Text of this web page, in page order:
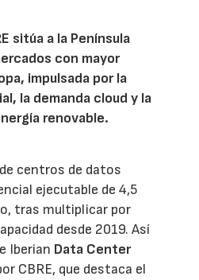
sitúa a la Península
con mayor
impulsada por la
la demanda cloud y la
renovable.
centros de datos
ejecutable de 4,5
tras multiplicar por
desde 2019. Así
Iberian Data Center
CBRE, que destaca el